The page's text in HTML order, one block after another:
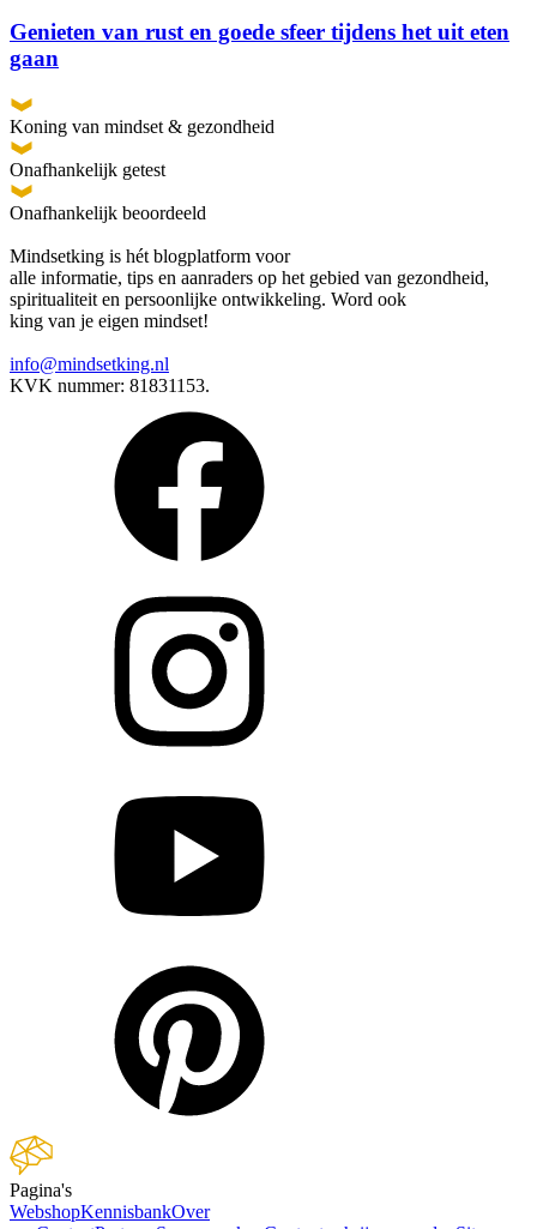
Genieten van rust en goede sfeer tijdens het uit eten
gaan
Koning van mindset & gezondheid
Onafhankelijk getest
Onafhankelijk beoordeeld
Mindsetking is hét blogplatform voor
alle informatie, tips en aanraders op het gebied van gezondheid,
spiritualiteit en persoonlijke ontwikkeling. Word ook
king van je eigen mindset!
info@mindsetking.nl
KVK nummer: 81831153.
Pagina's
WebshopKennisbankOver